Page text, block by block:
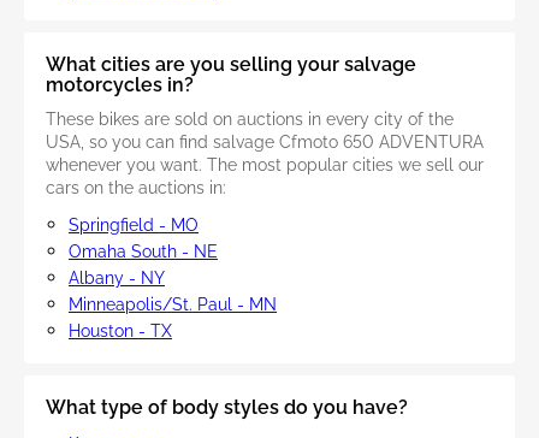
What cities are you selling your salvage
motorcycles in?
These bikes are sold on auctions in every city of the
USA, so you can find salvage Cfmoto 650 ADVENTURA
whenever you want. The most popular cities we sell our
cars on the auctions in:
Springfield - MO
Omaha South - NE
Albany - NY
Minneapolis/St. Paul - MN
Houston - TX
What type of body styles do you have?